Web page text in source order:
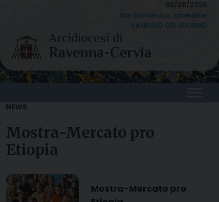
content
08/08/2026
San Domenico, sacerdote
VANGELO DEL GIORNO
NEWS
Mostra-Mercato pro
Etiopia
Mostra-Mercato pro